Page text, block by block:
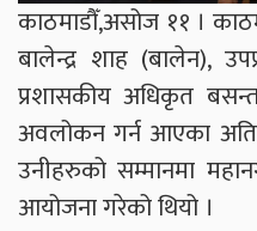
काठमाडौँ,असोज ११ ।
बालेन्द्र शाह (बालेन),
प्रशासकीय अधिकृत बसन्त
अवलोकन गर्न आएका
उनीहरुको सम्मानमा
आयोजना गरेको थियो ।